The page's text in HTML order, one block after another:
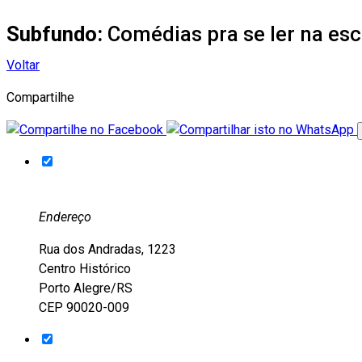
Subfundo: Comédias pra se ler na
Voltar
Compartilhe
Endereço
Rua dos Andradas, 1223
Centro Histórico
Porto Alegre/RS
CEP 90020-009